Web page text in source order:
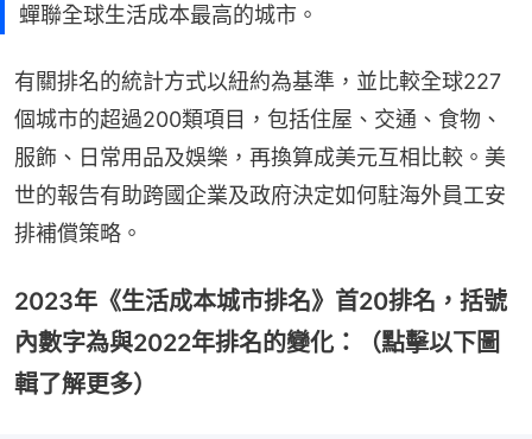
蟬聯全球生活成本最高的城市。
有關排名的統計方式以紐約為基準，並比較全球227
個城市的超過200類項目，包括住屋、交通、食物、
服飾、日常用品及娛樂，再換算成美元互相比較。美
世的報告有助跨國企業及政府決定如何駐海外員工安
排補償策略。
2023年《生活成本城市排名》首20排名，括號
內數字為與2022年排名的變化：（點擊以下圖
輯了解更多）